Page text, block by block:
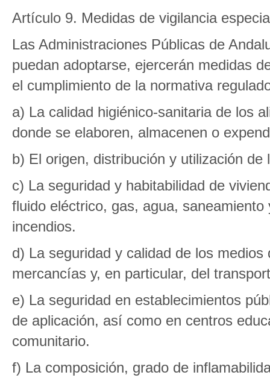
Artículo 9. Medidas de vigilancia
Las Administraciones Públicas de
puedan adoptarse, ejercerán medidas
el cumplimiento de la normativa
a) La calidad higiénico-sanitaria de los
donde se elaboren, almacenen o
b) El origen, distribución y utilización
c) La seguridad y habitabilidad de
fluido eléctrico, gas, agua,
incendios.
d) La seguridad y calidad de los
mercancías y, en particular, del
e) La seguridad en establecimientos
de aplicación, así como en centros
comunitario.
f) La composición, grado de